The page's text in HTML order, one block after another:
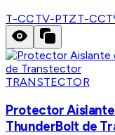
T-CCTV-PTZT-
TRANSTECTOR
Protector Aislante
ThunderBolt de